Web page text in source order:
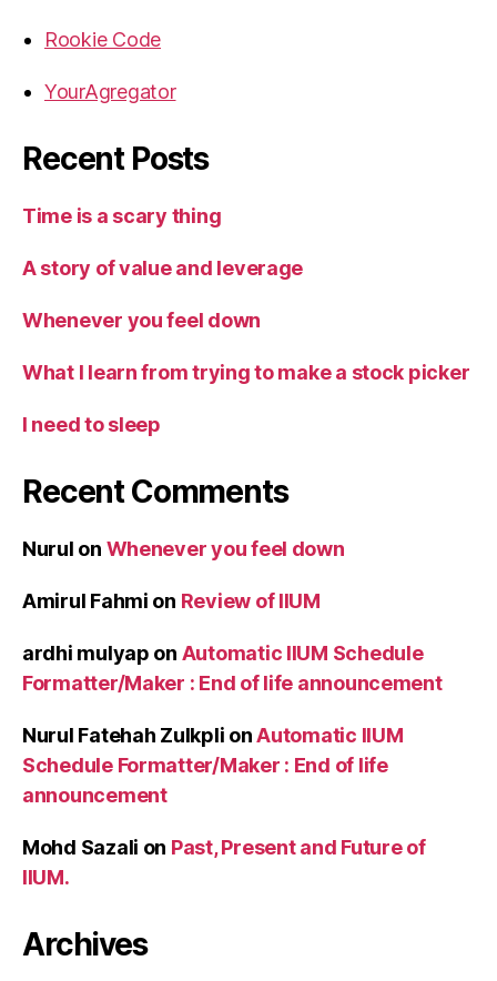
Rookie Code
YourAgregator
Recent Posts
Time is a scary thing
A story of value and leverage
Whenever you feel down
What I learn from trying to make a stock picker
I need to sleep
Recent Comments
Nurul on Whenever you feel down
Amirul Fahmi on Review of IIUM
ardhi mulyap on Automatic IIUM Schedule
Formatter/Maker : End of life announcement
Nurul Fatehah Zulkpli onAutomatic IIUM
Schedule Formatter/Maker : End of life
announcement
Mohd Sazali on Past, Present and Future of
IIUM.
Archives